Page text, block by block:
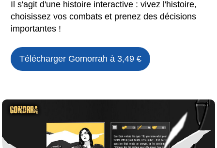
Il s'agit d'une histoire interactive : vivez l'histoire,
choisissez vos combats et prenez des décisions
importantes !
Télécharger Gomorrah à 3,49 €